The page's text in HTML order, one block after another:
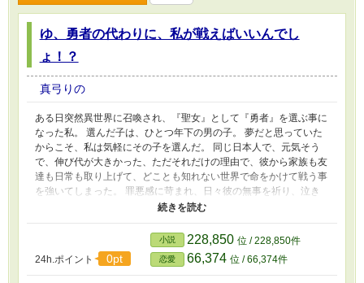
ゆ、勇者の代わりに、私が戦えばいいんでし
ょ！？
真弓りの
ある日突然異世界に召喚され、『聖女』として『勇者』を選ぶ事に
なった私。 選んだ子は、ひとつ年下の男の子。 夢だと思っていた
からこそ、私は気軽にその子を選んだ。 同じ日本人で、元気そう
で、伸び代が大きかった、ただそれだけの理由で、彼から家族も友
達も日常も取り上げて、どことも知れない世界で命をかけて戦う事
を強いてしまった。 罪悪感に苛まれ、日々彼の無事を祈り、泣き
ながら見守ること3年。彼がたったひとりで魔王を倒した時、私は
材？他の世界も救ってもらう？ 冗談じゃない！ だったら代わりに
私が……私が戦えばいいんでしょ！？ タンカを切って旅に出たの
はいいものの……。 ※視点切り替えあります。 ※他サイト(小説家
になろう)でも投稿しております。
24h.ポイント 0pt
小説 228,850 位 / 228,850件
恋愛 66,374 位 / 66,374件